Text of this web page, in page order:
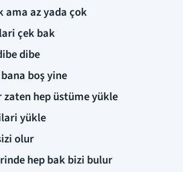
ama az yada çok
çek bak
dibe
boş yine
hep üstüme yükle
yükle
olur
hep bak bizi bulur